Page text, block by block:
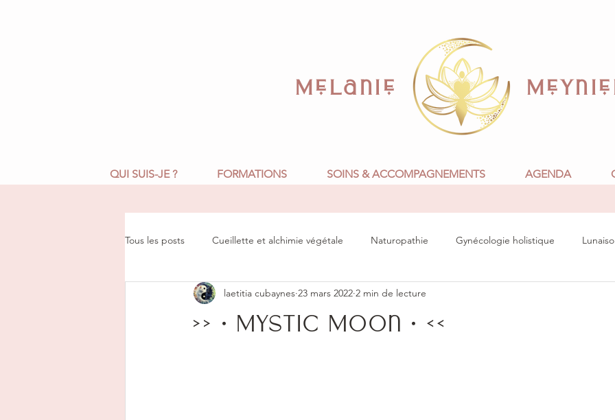
Tous les posts Cueillette et alchimie végétale Naturopathie Gynécologie holistique
Paganisme et fêtes celtiques Mythologie et symboles
>> • Mystic Moon • <<
laetitia cubaynes 23 mars 2022 2 min de lecture
Melanie
QUI SUIS-JE ? FORMATIONS SOINS & ACCOMPAGNEMENTS AGENDA